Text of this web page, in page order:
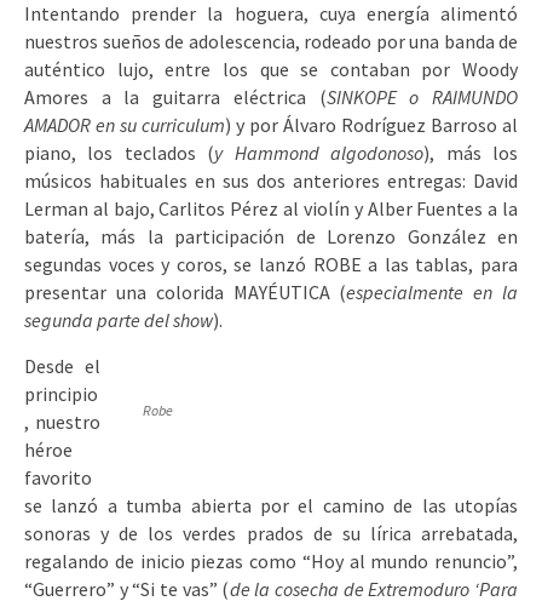
Intentando prender la hoguera, cuya energía alimentó
nuestros sueños de adolescencia, rodeado por una banda de
auténtico lujo, entre los que se contaban por Woody
Amores a la guitarra eléctrica (SINKOPE o RAIMUNDO
AMADOR en su curriculum) y por Álvaro Rodríguez Barroso al
piano, los teclados (y Hammond algodonoso), más los
músicos habituales en sus dos anteriores entregas: David
Lerman al bajo, Carlitos Pérez al violín y Alber Fuentes a la
batería, más la participación de Lorenzo González en
segundas voces y coros, se lanzó ROBE a las tablas, para
presentar una colorida MAYÉUTICA (especialmente en la
segunda parte del show).
Robe
Desde el
principio
, nuestro
héroe
favorito
se lanzó a tumba abierta por el camino de las utopías
sonoras y de los verdes prados de su lírica arrebatada,
regalando de inicio piezas como “Hoy al mundo renuncio”,
“Guerrero” y “Si te vas” (de la cosecha de Extremoduro ‘Para